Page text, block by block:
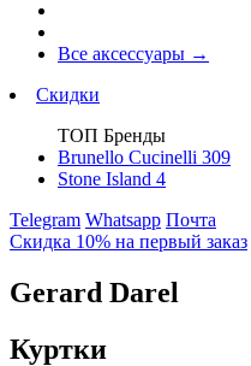
Все аксессуары →
Скидки
ТОП Бренды
Brunello Cucinelli 309
Stone Island 4
Telegram Whatsapp Почта
Скидка 10% на первый заказ
Gerard Darel
Куртки